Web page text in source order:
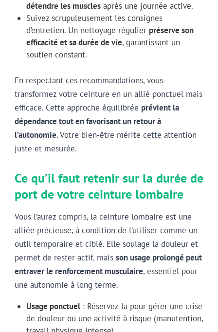
détendre les musclesaprès une journée active.
Suivez scrupuleusement les consignes
d’entretien. Un nettoyage régulier préserve son
efficacité et sa durée de vie, garantissant un
soutien constant.
En respectant ces recommandations, vous
transformez votre ceinture en un allié ponctuel mais
efficace. Cette approche équilibrée prévient la
dépendance tout en favorisant un retour à
l’autonomie. Votre bien-être mérite cette attention
juste et mesurée.
Ce qu’il faut retenir sur la durée de
port de votre ceinture lombaire
Vous l’aurez compris, la ceinture lombaire est une
alliée précieuse, à condition de l’utiliser comme un
outil temporaire et ciblé. Elle soulage la douleur et
permet de rester actif, mais son usage prolongé peut
entraver le renforcement musculaire, essentiel pour
une autonomie à long terme.
Usage ponctuel: Réservez-la pour gérer une crise
de douleur ou une activité à risque (manutention,